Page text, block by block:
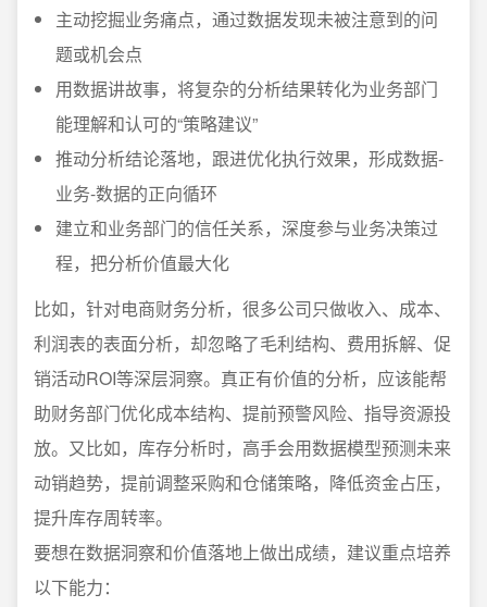
主动挖掘业务痛点，通过数据发现未被注意到的问
题或机会点
用数据讲故事，将复杂的分析结果转化为业务部门
能理解和认可的“策略建议”
推动分析结论落地，跟进优化执行效果，形成数据-
业务-数据的正向循环
建立和业务部门的信任关系，深度参与业务决策过
程，把分析价值最大化
比如，针对电商财务分析，很多公司只做收入、成本、
利润表的表面分析，却忽略了毛利结构、费用拆解、促
销活动ROI等深层洞察。真正有价值的分析，应该能帮
助财务部门优化成本结构、提前预警风险、指导资源投
放。又比如，库存分析时，高手会用数据模型预测未来
动销趋势，提前调整采购和仓储策略，降低资金占压，
提升库存周转率。
要想在数据洞察和价值落地上做出成绩，建议重点培养
以下能力：